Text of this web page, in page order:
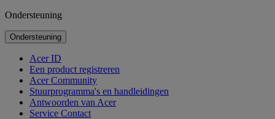
Ondersteuning
Ondersteuning
Acer ID
Een product registreren
Acer Community
Stuurprogramma's en handleidingen
Antwoorden van Acer
Service Contact